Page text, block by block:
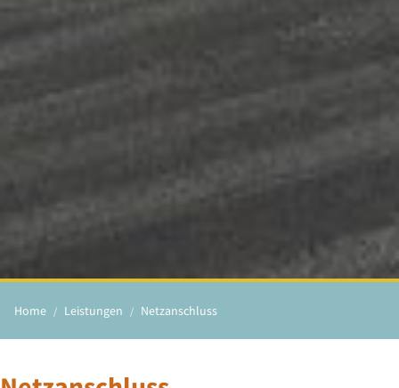
Home Leistungen Netzanschluss